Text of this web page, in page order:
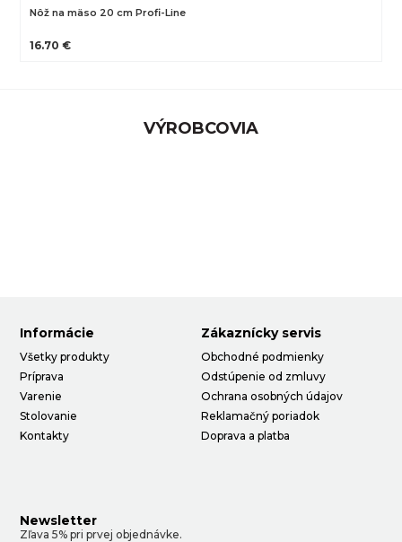
Nôž na mäso 20 cm Profi-Line
16.70 €
VÝROBCOVIA
Informácie
Všetky produkty
Príprava
Varenie
Stolovanie
Kontakty
Zákaznícky servis
Obchodné podmienky
Odstúpenie od zmluvy
Ochrana osobných údajov
Reklamačný poriadok
Doprava a platba
Newsletter
Zľava 5% pri prvej objednávke.